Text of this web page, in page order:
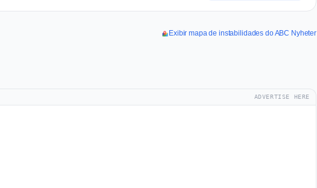
Exibir mapa de instabilidades do ABC Nyheter
ADVERTISE HERE